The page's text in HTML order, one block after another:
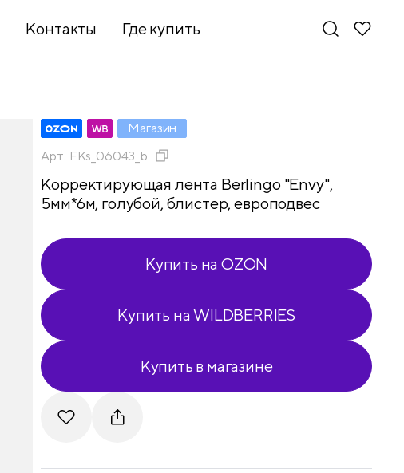
Контакты Где купить
Магазин
Арт. FKs_06043_b
Корректирующая лента Berlingo "Envy",
5мм*6м, голубой, блистер, европодвес
Купить на OZON
Купить на WILDBERRIES
Купить в магазине
Telegram
VKontakte